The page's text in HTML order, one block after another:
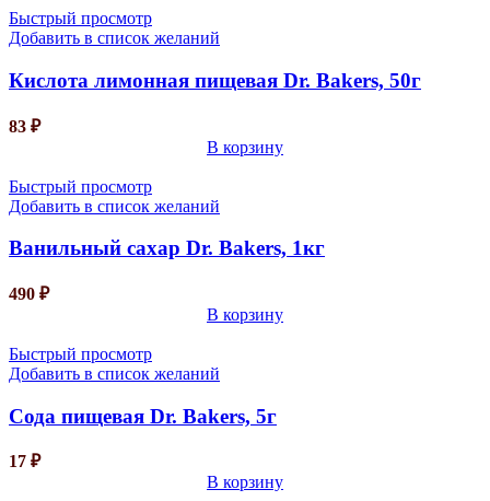
Быстрый просмотр
Добавить в список желаний
Кислота лимонная пищевая Dr. Bakers, 50г
83 ₽
В корзину
Быстрый просмотр
Добавить в список желаний
Ванильный сахар Dr. Bakers, 1кг
490 ₽
В корзину
Быстрый просмотр
Добавить в список желаний
Сода пищевая Dr. Bakers, 5г
17 ₽
В корзину